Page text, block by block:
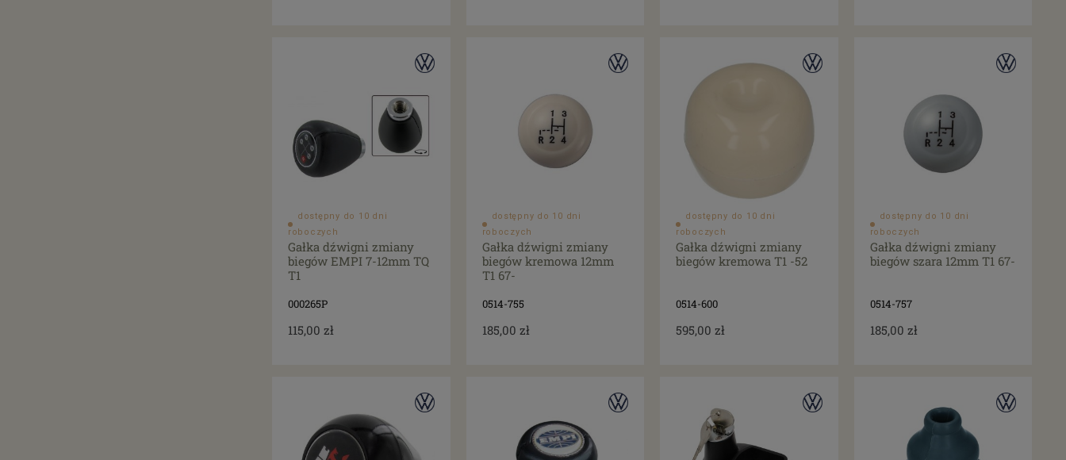
dostępny do 10 dni
roboczych
Gałka dźwigni zmiany
biegów EMPI 7-12mm TQ
T1
000265P
115,00 zł
dostępny do 10 dni
roboczych
Gałka dźwigni zmiany
biegów kremowa 12mm
T1 67-
0514-755
185,00 zł
dostępny do 10 dni
roboczych
Gałka dźwigni zmiany
biegów kremowa T1 -52
0514-600
595,00 zł
dostępny do 10 dni
roboczych
Gałka dźwigni zmiany
biegów szara 12mm T1 67-
0514-757
185,00 zł